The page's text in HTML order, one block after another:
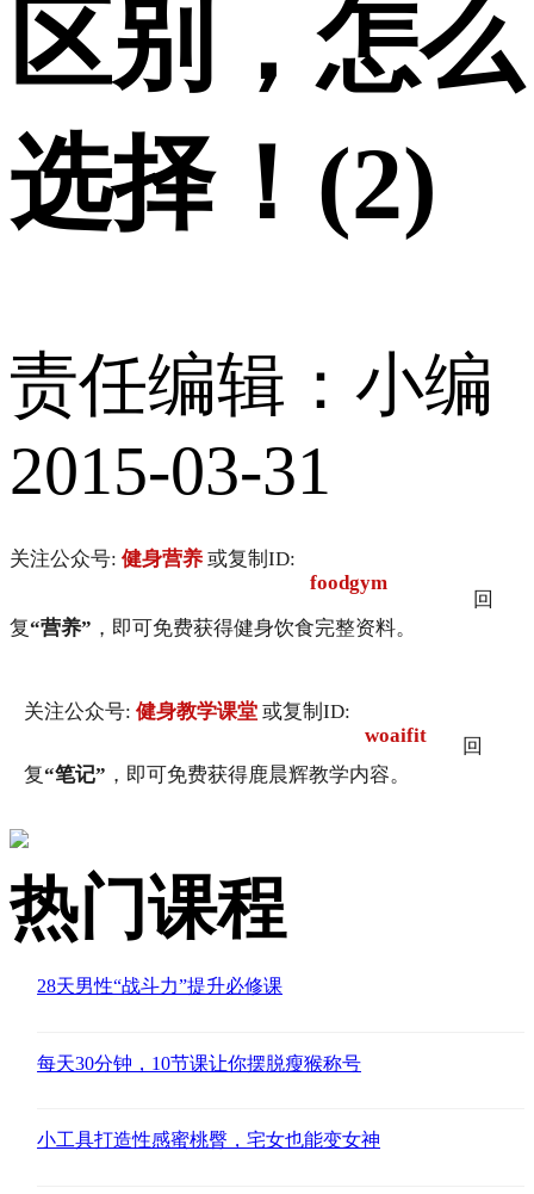
区别，怎么
选择！(2)
责任编辑：小编
2015-03-31
关注公众号: 健身营养 或复制ID:
foodgym
回
复“营养” ，即可免费获得健身饮食完整资料。
关注公众号: 健身教学课堂 或复制ID:
woaifit
回
复“笔记” ，即可免费获得鹿晨辉教学内容。
热门课程
28天男性“战斗力”提升必修课
每天30分钟，10节课让你摆脱瘦猴称号
小工具打造性感蜜桃臀，宅女也能变女神